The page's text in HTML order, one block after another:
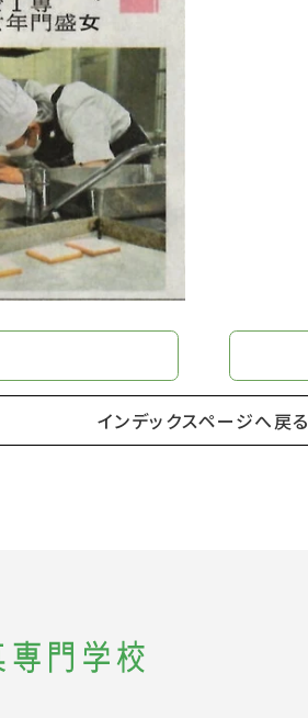
インデックスページへ戻る